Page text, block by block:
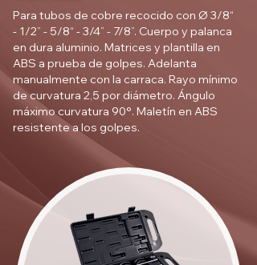
Para tubos de cobre recocido con Ø 3/8“
- 1/2” - 5/8“ - 3/4” - 7/8”. Cuerpo y palanca
en dura aluminio. Matrices y plantilla en
ABS a prueba de golpes. Adelanta
manualmente con la carraca. Rayo mínimo
de curvatura 2,5 por diámetro. Ángulo
máximo curvatura 90°. Maletín en ABS
resistente a los golpes.